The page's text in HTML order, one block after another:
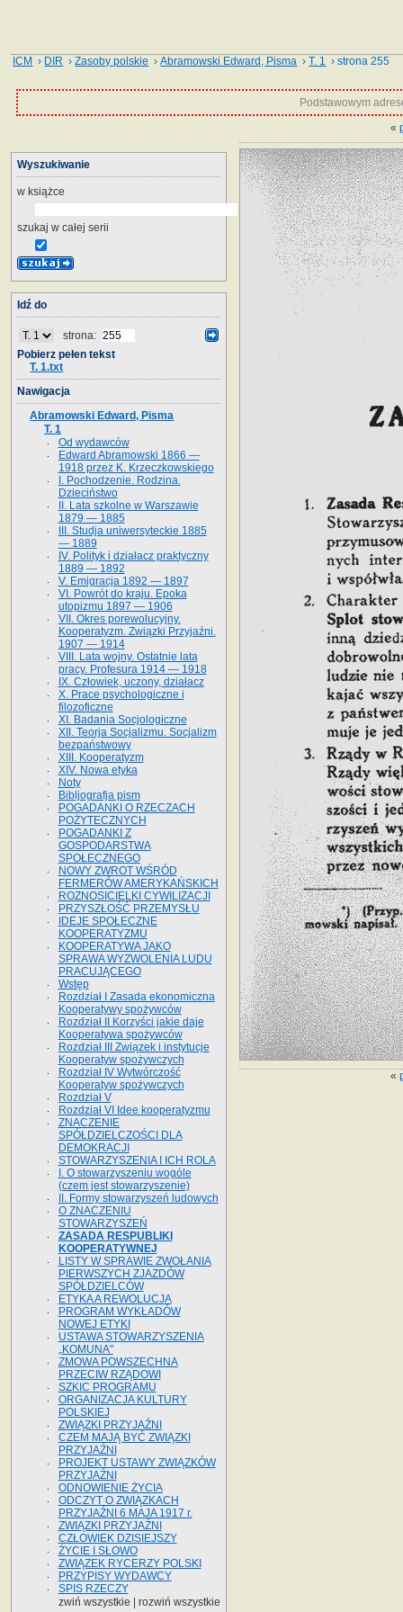
ICM › DIR ›Zasoby polskie ›Abramowski Edward, Pisma ›T. 1 › strona 255
Podstawowym
«
«
Wyszukiwanie
w książce
szukaj w całej serii
Idź do
strona:
Pobierz pełen tekst
T. 1.txt
Nawigacja
Abramowski Edward, Pisma
T. 1
Od wydawców
Edward Abramowski 1866 —
1918 przez K. Krzeczkowskiego
I. Pochodzenie. Rodzina.
Dzieciństwo
II. Lata szkolne w Warszawie
1879 — 1885
III. Studja uniwersyteckie 1885
— 1889
IV. Polityk i działacz praktyczny
1889 — 1892
V. Emigracja 1892 — 1897
VI. Powrót do kraju. Epoka
utopizmu 1897 — 1906
VII. Okres porewolucyjny.
Kooperatyzm. Związki Przyjaźni.
1907 — 1914
VIII. Lata wojny. Ostatnie lata
pracy. Profesura 1914 — 1918
IX. Człowiek, uczony, działacz
X. Prace psychologiczne i
filozoficzne
XI. Badania Socjologiczne
XII. Teorja Socjalizmu. Socjalizm
bezpaństwowy
XIII. Kooperatyzm
XIV. Nowa etyka
Noty
Bibljografja pism
POGADANKI O RZECZACH
POŻYTECZNYCH
POGADANKI Z
GOSPODARSTWA
SPOŁECZNEGO
NOWY ZWROT WŚRÓD
FERMERÓW AMERYKAŃSKICH
ROZNOSICIELKI CYWILIZACJI
PRZYSZŁOŚĆ PRZEMYSŁU
IDEJE SPOŁECZNE
KOOPERATYZMU
KOOPERATYWA JAKO
SPRAWA WYZWOLENIA LUDU
PRACUJĄCEGO
Wstęp
Rozdział I Zasada ekonomiczna
Kooperatywy spożywców
Rozdział II Korzyści jakie daje
Kooperatywa spożywców
Rozdział III Związek i instytucje
Kooperatyw spożywczych
Rozdział IV Wytwórczość
Kooperatyw spożywczych
Rozdział V
Rozdział VI Idee kooperatyzmu
ZNACZENIE
SPÓŁDZIELCZOŚCI DLA
DEMOKRACJI
STOWARZYSZENIA I ICH ROLA
I. O stowarzyszeniu wogóle
(czem jest stowarzyszenie)
II. Formy stowarzyszeń ludowych
O ZNACZENIU
STOWARZYSZEŃ
ZASADA RESPUBLIKI
KOOPERATYWNEJ
LISTY W SPRAWIE ZWOŁANIA
PIERWSZYCH ZJAZDÓW
SPÓŁDZIELCÓW
ETYKA A REWOLUCJA
PROGRAM WYKŁADÓW
NOWEJ ETYKI
USTAWA STOWARZYSZENIA
„KOMUNA"
ZMOWA POWSZECHNA
PRZECIW RZĄDOWI
SZKIC PROGRAMU
ORGANIZACJA KULTURY
POLSKIEJ
ZWIĄZKI PRZYJAŹNI
CZEM MAJĄ BYĆ ZWIĄZKI
PRZYJAŹNI
PROJEKT USTAWY ZWIĄZKÓW
PRZYJAŹNI
ODNOWIENIE ŻYCIA
ODCZYT O ZWIĄZKACH
PRZYJAŹNI 6 MAJA 1917 r.
ZWIĄZKI PRZYJAŹNI
CZŁOWIEK DZISIEJSZY
ŻYCIE I SŁOWO
ZWIĄZEK RYCERZY POLSKI
PRZYPISY WYDAWCY
SPIS RZECZY
zwiń wszystkie
rozwiń wszystkie